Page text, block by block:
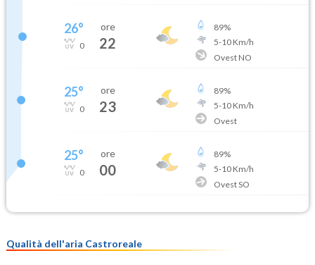
26°
0
ore
22
89%
5-10Km/h
Ovest NO
25°
0
ore
23
89%
5-10Km/h
Ovest
25°
0
ore
00
89%
5-10Km/h
Ovest SO
Qualità dell'aria Castroreale